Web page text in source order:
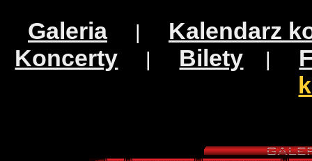
Galeria| Kalendarz
Koncerty | Bilety |